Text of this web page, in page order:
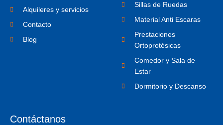
m
Alquileres y servicios
Contacto
Blog
Sillas de Ruedas
Material Anti Escaras
Prestaciones
Ortoprotésicas
Comedor y Sala de
Estar
Dormitorio y Descanso
Contáctanos